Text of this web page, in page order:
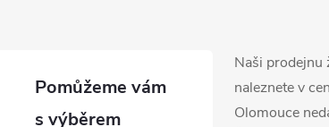
Naši prodejnu
naleznete v
Olomouce